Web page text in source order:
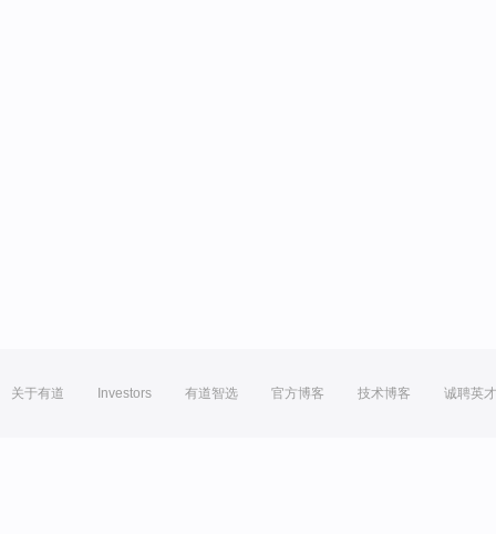
关于有道 Investors 有道智选 官方博客 技术博客 诚聘英才